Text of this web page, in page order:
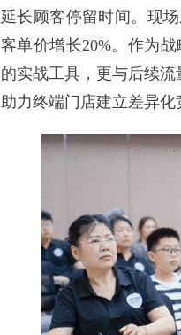
延长顾客停留时间。现
客单价增长20%。作为
的实战工具，更与后续流
助力终端门店建立差异化